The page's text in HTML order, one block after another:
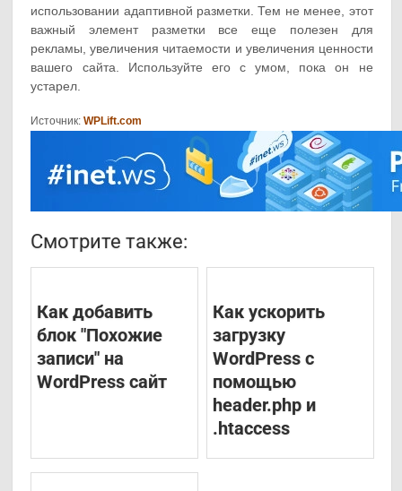
использовании адаптивной разметки. Тем не менее, этот
важный элемент разметки все еще полезен для
рекламы, увеличения читаемости и увеличения ценности
вашего сайта. Используйте его с умом, пока он не
устарел.
Источник:WPLift.com
Смотрите также:
Как добавить
блок "Похожие
записи" на
WordPress сайт
Как ускорить
загрузку
WordPress с
помощью
header.php и
.htaccess